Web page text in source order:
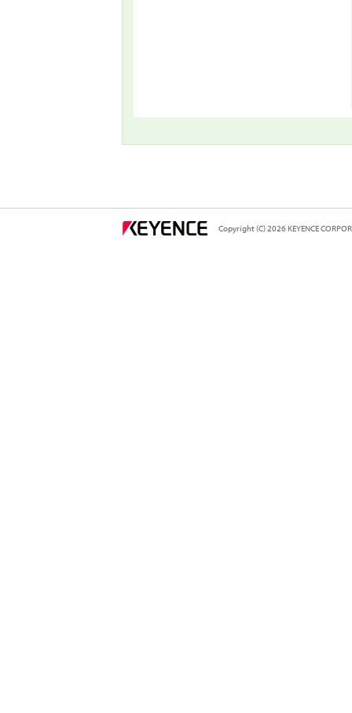
Copyright (C) 2026 KEYENCE